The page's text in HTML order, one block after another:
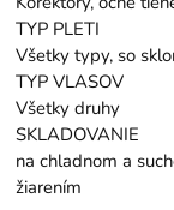
TYP PLETI
Všetky typy, so
TYP VLASOV
Všetky druhy
SKLADOVANIE
na chladnom a
žiarením